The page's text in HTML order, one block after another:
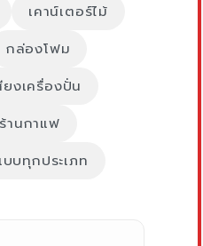
เคาน์เตอร์ไม้
กล่องโฟม
งเครื่องปั่น
นกาแฟ
บทุกประเภท